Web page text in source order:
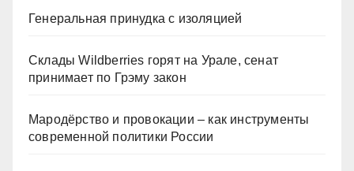
Генеральная принудка с изоляцией
Склады Wildberries горят на Урале, сенат
принимает по Грэму закон
Мародёрство и провокации – как инструменты
современной политики России